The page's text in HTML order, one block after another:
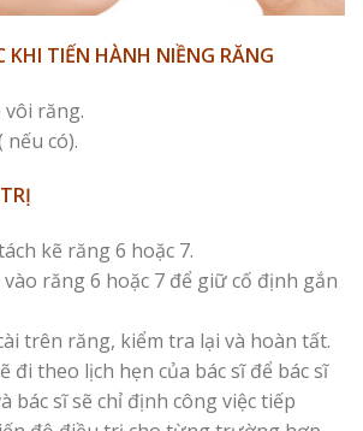
KHI TIẾN HÀNH NIỀNG RĂNG
vôi răng.
có).
kẽ răng 6 hoặc 7.
răng 6 hoặc 7 để giữ cố định gắn
trên răng, kiểm tra lại và hoàn tất.
đi theo lịch hẹn của bác sĩ để bác sĩ
bác sĩ sẽ chỉ định công việc tiếp